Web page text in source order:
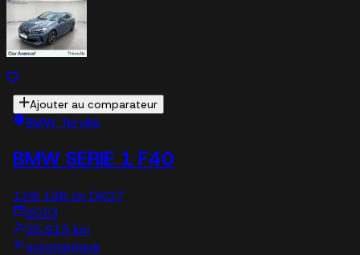
Ajouter au comparateur
BMW Terville
BMW SERIE 1 F40
118i 136 ch DKG7
2023
35,913 km
automatique